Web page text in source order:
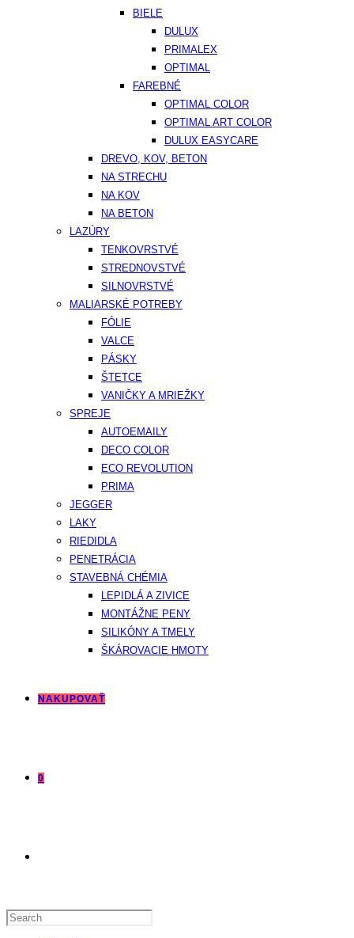
BIELE
DULUX
PRIMALEX
OPTIMAL
FAREBNÉ
OPTIMAL COLOR
OPTIMAL ART COLOR
DULUX EASYCARE
DREVO, KOV, BETON
NA STRECHU
NA KOV
NA BETON
LAZÚRY
TENKOVRSTVÉ
STREDNOVSTVÉ
SILNOVRSTVÉ
MALIARSKÉ POTREBY
FÓLIE
VALCE
PÁSKY
ŠTETCE
VANIČKY A MRIEŽKY
SPREJE
AUTOEMAILY
DECO COLOR
ECO REVOLUTION
PRIMA
JEGGER
LAKY
RIEDIDLA
PENETRÁCIA
STAVEBNÁ CHÉMIA
LEPIDLÁ A ZIVICE
MONTÁŽNE PENY
SILIKÓNY A TMELY
ŠKÁROVACIE HMOTY
NAKUPOVAŤ
0